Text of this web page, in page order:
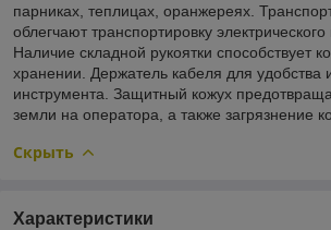
парниках, теплицах, оранжереях.
облегчают транспортировку электрического
Наличие складной рукоятки способствует
хранении. Держатель кабеля для удобства
инструмента. Защитный кожух
земли на оператора, а также загрязнение
Скрыть
Характеристики